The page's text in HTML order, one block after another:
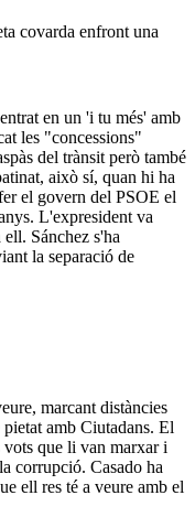
covarda enfront una
en un 'i tu més' amb
les "concessions"
del trànsit però també
això sí, quan hi ha
el govern del PSOE el
L'expresident va
Sánchez s'ha
la separació de
marcant distàncies
amb Ciutadans. El
vots que li van marxar i
corrupció. Casado ha
ell res té a veure amb el